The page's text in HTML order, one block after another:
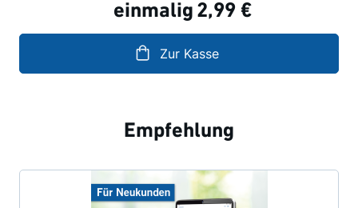
einmalig 2,99 €
Zur Kasse
Empfehlung